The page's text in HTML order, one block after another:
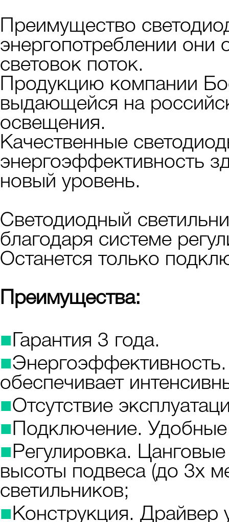
Преимущество
энергопотреблении они
световок поток.
Продукцию компании
выдающейся на
освещения.
Качественные
энергоэффективность
новый уровень.
Светодиодный
благодаря системе
Останется только
Преимущества:
■ Гарантия 3 года.
■
обеспечивает
■Отсутствие
■ Подключение.
■ Регулировка.
высоты подвеса (до 3х
светильников;
■ Конструкция. Драйвер